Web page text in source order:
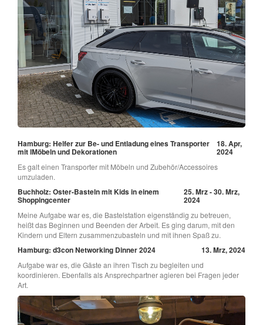
Hamburg: Helfer zur Be- und Entladung eines Transporter
mit lMöbeln und Dekorationen
18. Apr,
2024
Es galt einen Transporter mit Möbeln und Zubehör/Accessoires
umzuladen.
Buchholz: Oster-Basteln mit Kids in einem
Shoppingcenter
25. Mrz - 30. Mrz,
2024
Meine Aufgabe war es, die Bastelstation eigenständig zu betreuen,
heißt das Beginnen und Beenden der Arbeit. Es ging darum, mit den
Kindern und Eltern zusammenzubasteln und mit ihnen Spaß zu.
Hamburg: d3con Networking Dinner 2024 13. Mrz, 2024
Aufgabe war es, die Gäste an ihren Tisch zu begleiten und
koordinieren. Ebenfalls als Ansprechpartner agieren bei Fragen jeder
Art.